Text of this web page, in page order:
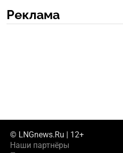
Реклама
© LNGnews.Ru | 12+
Наши партнёры